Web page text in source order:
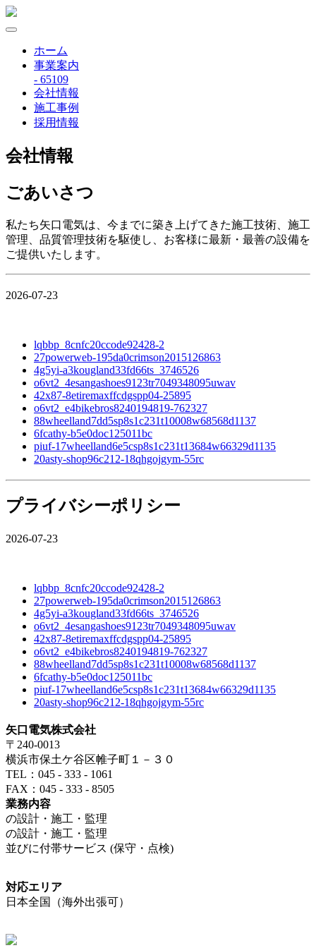
ホーム
事業案内
- 65109
会社情報
施工事例
採用情報
会社情報
ごあいさつ
私たち矢口電気は、今までに築き上げてきた施工技術、施工
管理、品質管理技術を駆使し、お客様に最新・最善の設備を
ご提供いたします。
2026-07-23
lqbbp_8cnfc20ccode92428-2
27powerweb-195da0crimson2015126863
4g5yi-a3kougland33fd66ts_3746526
o6vt2_4esangashoes9123tr7049348095uwav
42x87-8etiremaxffcdgspp04-25895
o6vt2_e4bikebros8240194819-762327
88wheelland7dd5sp8s1c231t10008w68568d1137
6fcathy-b5e0doc125011bc
piuf-17wheelland6e5csp8s1c231t13684w66329d1135
20asty-shop96c212-18qhgojgym-55rc
プライバシーポリシー
2026-07-23
lqbbp_8cnfc20ccode92428-2
27powerweb-195da0crimson2015126863
4g5yi-a3kougland33fd66ts_3746526
o6vt2_4esangashoes9123tr7049348095uwav
42x87-8etiremaxffcdgspp04-25895
o6vt2_e4bikebros8240194819-762327
88wheelland7dd5sp8s1c231t10008w68568d1137
6fcathy-b5e0doc125011bc
piuf-17wheelland6e5csp8s1c231t13684w66329d1135
20asty-shop96c212-18qhgojgym-55rc
矢口電気株式会社
〒240-0013
横浜市保土ケ谷区帷子町１－３０
TEL：045 - 333 - 1061
FAX：045 - 333 - 8505
業務内容
の設計・施工・監理
の設計・施工・監理
並びに付帯サービス (保守・点検)
対応エリア
日本全国（海外出張可）